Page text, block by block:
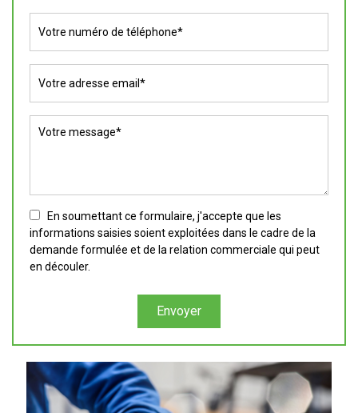
En soumettant ce formulaire, j'accepte que les
informations saisies soient exploitées dans le cadre de la
demande formulée et de la relation commerciale qui peut
en découler.